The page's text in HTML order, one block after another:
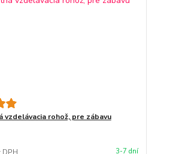
vzdelávacia rohož, pre zábavu
3-7 dní